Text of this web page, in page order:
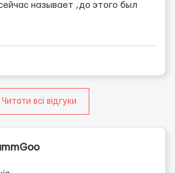
называет ,до этого был
Читати всі відгуки